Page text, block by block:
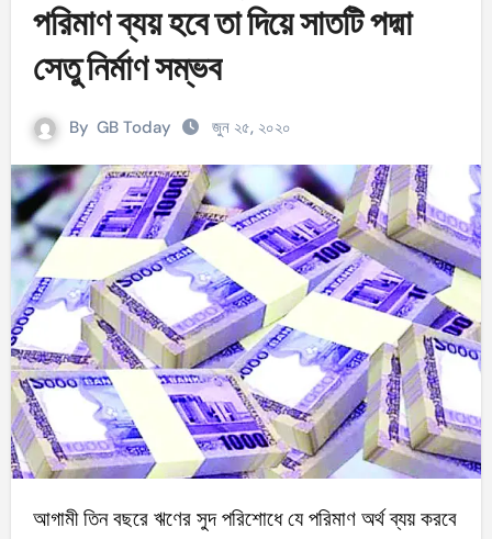
পরিমাণ ব্যয় হবে তা দিয়ে সাতটি পদ্মা
সেতু নির্মাণ সম্ভব
By GB Today জুন ২৫, ২০২০
আগামী তিন বছরে ঋণের সুদ পরিশোধে যে পরিমাণ অর্থ ব্যয় করবে